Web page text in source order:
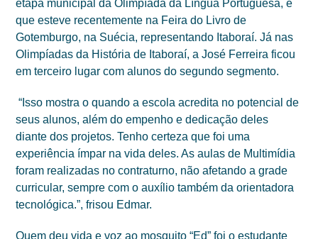
etapa municipal da Olimpíada da Língua Portuguesa, e
que esteve recentemente na Feira do Livro de
Gotemburgo, na Suécia, representando Itaboraí. Já nas
Olimpíadas da História de Itaboraí, a José Ferreira ficou
em terceiro lugar com alunos do segundo segmento.
“Isso mostra o quando a escola acredita no potencial de
seus alunos, além do empenho e dedicação deles
diante dos projetos. Tenho certeza que foi uma
experiência ímpar na vida deles. As aulas de Multimídia
foram realizadas no contraturno, não afetando a grade
curricular, sempre com o auxílio também da orientadora
tecnológica.”, frisou Edmar.
Quem deu vida e voz ao mosquito “Ed” foi o estudante